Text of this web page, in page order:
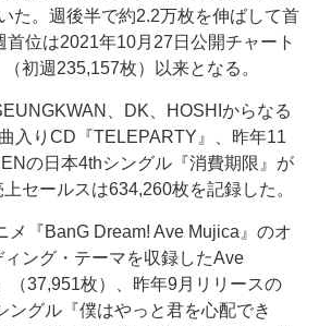
た。週後半で約2.2万枚を伸ばして首
位は2021年10月27日公開チャート
初週235,157枚）以来となる。
、DK、HOSHIからなる
入りCD『TELEPARTY』、昨年11
の日本4thシングル『消費期限』が
セールスは634,260枚を記録した。
『BanG Dream! Ave Mujica』のオ
ング・テーマを収録したAve
（37,951枚）、昨年9月リリースの
ングル『僕はやっと君を心配でき